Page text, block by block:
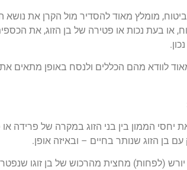
מומלץ מאוד להסדיר מול הקרן את נושא
או בעת נכות או פטירה של בן הזוג, את
לוודא מהם הכללים ולנסח באופן מתאים
הממון בין בני הזוג במקרה של פרידה
בן הזוג שנותר בחיים – ובאיזה אופן.
יורש (לפחות) מחצית מהרכוש של בן זוגו